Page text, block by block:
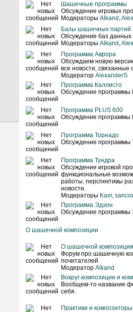
Шашечные программы
Обсуждение игровых
Модераторы Alkand ,
Базы шашечных партий
Обсуждение баз
Модераторы Alkand ,
Программа Аврора
Обсуждаем новую
все новости, связанные
Модератор AlexanderS
Программа Каллисто
Обсуждение программы
Программа PLUS 600
Обсуждение программы
Программа Торнадо
Обсуждение программы
Программа Тундра
Обсуждение игровой
функциональные
работы, перспективы
новости.
Модераторы Kavr,
Программа Эдэон
Обсуждение программы
О шашечной композиции
О шашечной композиции
Форум про шашечную
почитателей
Модератор Alkand
Вокруг композиции и
Вообщем-то название
себя.
Практики и композиторы